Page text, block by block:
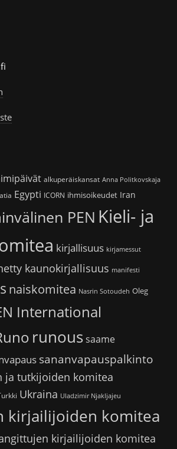
alkuperäiskansat Anna Politkovskaja
Egypti ICORN ihmisoikeudet Iran
PEN Kieli- ja
kirjallisuus kirjamessut
kaunokirjallisuus manifesti
naiskomitea Nasrin Sotoudeh Oleg
International
runoussaame
sananvapauspalkinto
ja tutkijoiden komitea
Ukraina Uladzimir Njakljajeu
kirjailijoiden komitea
kirjailijoiden komitea